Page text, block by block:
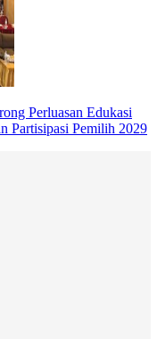
Perluasan Edukasi
Partisipasi Pemilih 2029